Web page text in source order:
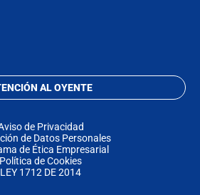
AL OYENTE
de Privacidad
de Datos Personales
de Ética Empresarial
Política de Cookies
LEY 1712 DE 2014